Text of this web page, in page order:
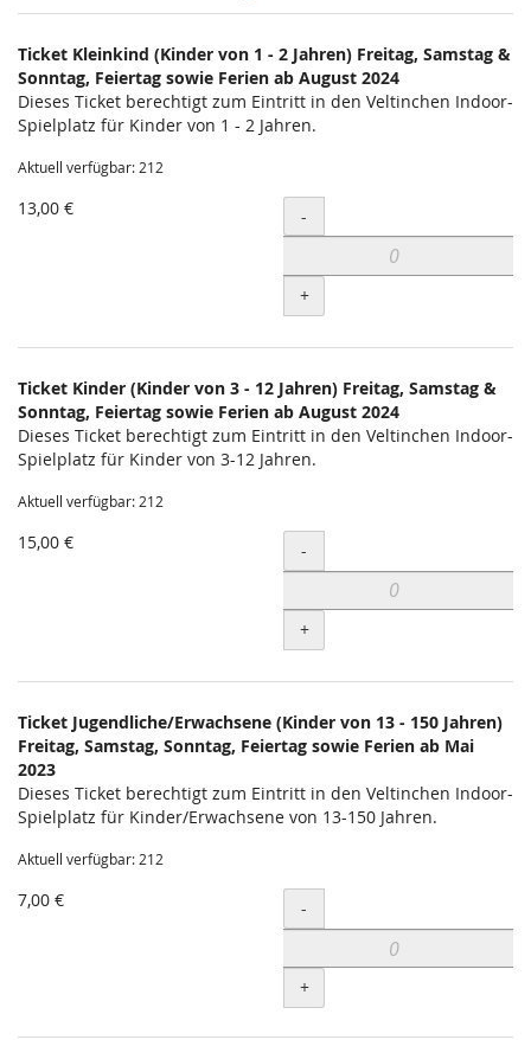
Produkte
Unkategorisierte
Produkte
Ticket Kleinkind (Kinder von 1 - 2 Jahren) Freitag, Samstag &
Sonntag, Feiertag sowie Ferien ab August 2024
Dieses Ticket berechtigt zum Eintritt in den Veltinchen Indoor-
Spielplatz für Kinder von 1 - 2 Jahren.
Aktuell verfügbar: 212
13,00 € Menge
-
+
Ticket Kinder (Kinder von 3 - 12 Jahren) Freitag, Samstag &
Sonntag, Feiertag sowie Ferien ab August 2024
Dieses Ticket berechtigt zum Eintritt in den Veltinchen Indoor-
Spielplatz für Kinder von 3-12 Jahren.
Aktuell verfügbar: 212
15,00 € Menge
-
+
Ticket Jugendliche/Erwachsene (Kinder von 13 - 150 Jahren)
Freitag, Samstag, Sonntag, Feiertag sowie Ferien ab Mai
2023
Dieses Ticket berechtigt zum Eintritt in den Veltinchen Indoor-
Spielplatz für Kinder/Erwachsene von 13-150 Jahren.
Aktuell verfügbar: 212
7,00 € Menge
-
+